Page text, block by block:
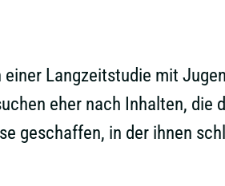
Langzeitstudie mit
eher nach Inhalten, die
geschaffen, in der ihnen